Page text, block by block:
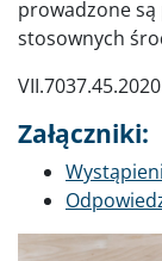
prowadzone
stosownych
VII.7037.45.2020
Załączniki:
Dokument
Dokument